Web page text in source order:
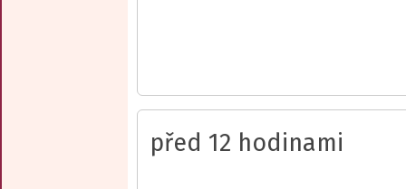
před 12 hodinami